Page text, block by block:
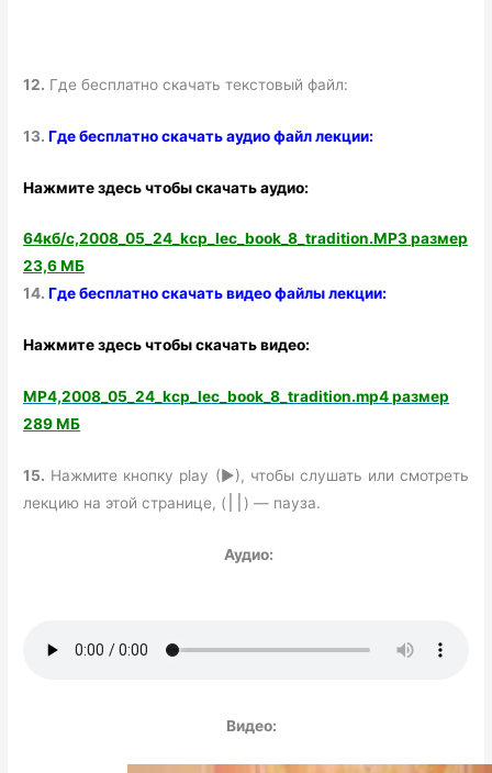
12. Где бесплатно скачать текстовый файл:
13. Где бесплатно скачать аудио файл лекции:
Нажмите здесь чтобы скачать аудио:
64кб/с,2008_05_24_kcp_lec_book_8_tradition.MP3 размер
23,6 МБ
14.Где бесплатно скачать видео файлы лекции:
Нажмите здесь чтобы скачать видео:
MP4,2008_05_24_kcp_lec_book_8_tradition.mp4 размер
289 МБ
15. Нажмите кнопку play (►), чтобы слушать или смотреть
лекцию на этой странице, (
) — пауза.
Аудио:
Видео: